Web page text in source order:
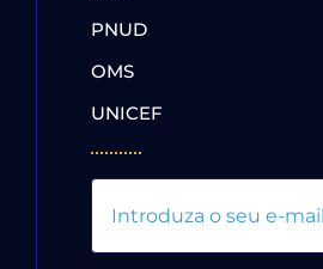
PNUD
OMS
UNICEF